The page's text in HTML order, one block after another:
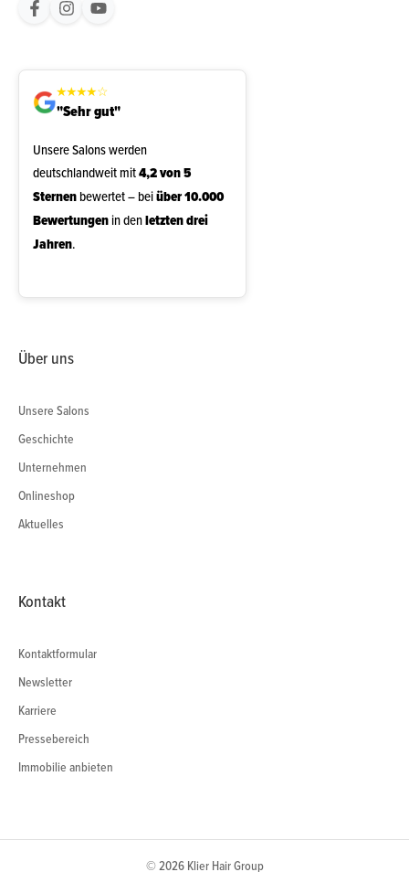
★★★★☆
"Sehr gut"
Unsere Salons werden
deutschlandweit mit4,2 von 5
Sternenbewertet – beiüber 10.000
Bewertungenin denletzten drei
Jahren.
Über uns
Unsere Salons
Geschichte
Unternehmen
Onlineshop
Aktuelles
Kontakt
Kontaktformular
Newsletter
Karriere
Pressebereich
Immobilie anbieten
© 2026 Klier Hair Group